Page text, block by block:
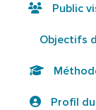
Public
Objectifs
Profil